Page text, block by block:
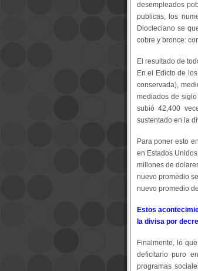
desempleados
publicas, los
Diocleciano se
cobre y bronce:
El resultado de
En el Edicto de
conservada),
mediados de
subió 42,400
sustentado en la
Para poner esto
en Estados
millones de
nuevo promedio
nuevo promedio
Estos
la divisa por
Finalmente, lo
deficitario puro
programas